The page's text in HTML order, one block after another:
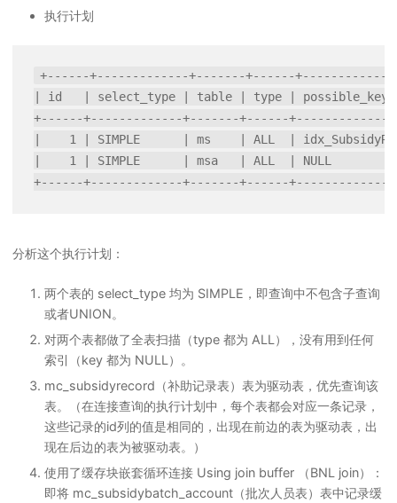
执行计划
+------+-------------+-------+------
| id   | select_type | table | type |
+------+-------------+-------+------
|    1 | SIMPLE      | ms    | ALL  |
|    1 | SIMPLE      | msa   | ALL  | NULL
分析这个执行计划：
两个表的 select_type 均为 SIMPLE，即查询中不包含子查询
或者UNION。
对两个表都做了全表扫描（type 都为 ALL），没有用到任何
索引（key 都为 NULL）。
mc_subsidyrecord（补助记录表）表为驱动表，优先查询该
表。（在连接查询的执行计划中，每个表都会对应一条记录，
这些记录的id列的值是相同的，出现在前边的表为驱动表，出
现在后边的表为被驱动表。）
使用了缓存块嵌套循环连接 Using join buffer （BNL join）：
即将 mc_subsidybatch_account（批次人员表）表中记录缓